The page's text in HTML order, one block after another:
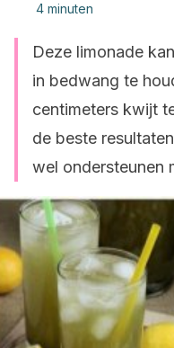
4 minuten
Deze limonade
in bedwang te
centimeters kwijt
de beste
wel ondersteunen